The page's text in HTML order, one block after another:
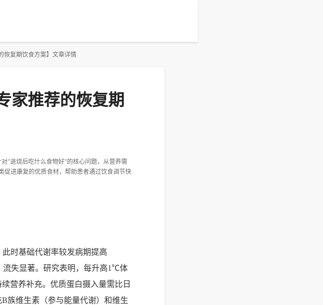
恢复期饮食方案】文章详情
家推荐的恢复期
"退烧后吃什么食物好"的核心问题，从营养需
促进康复的优质食材，帮助患者通过饮食调节快
时基础代谢率较发病期提高
流失显著。研究表明，每升高1℃体
营养补充。优质蛋白摄入量需比日
族维生素（参与能量代谢）和维生